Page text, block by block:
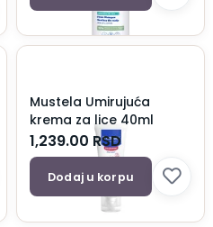
Mustela Umirujuća
krema za lice 40ml
1,239.00 RSD
Dodaj u korpu